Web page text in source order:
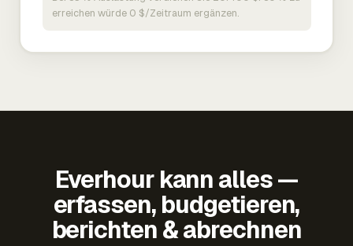
erreichen würde 0 $/Zeitraum ergänzen.
Everhour kann alles —
erfassen, budgetieren,
berichten & abrechnen